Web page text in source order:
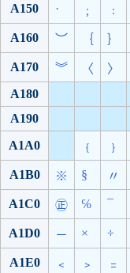
A150 · ﹔ ﹕
A160 ︶ ｛ ｝
A170 ︾ 〈 〉
A180
A190
A1A0
﹛ ﹜
A1B0 ※ § 〃
A1C0 ㊣ ℅ ¯
A1D0 － × ÷
A1E0 ﹤ ﹥ ﹦